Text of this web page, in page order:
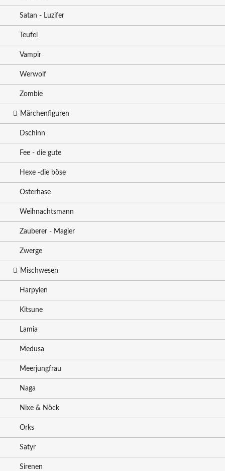
Satan - Luzifer
Teufel
Vampir
Werwolf
Zombie
Märchenfiguren
Dschinn
Fee - die gute
Hexe -die böse
Osterhase
Weihnachtsmann
Zauberer - Magier
Zwerge
Mischwesen
Harpyien
Kitsune
Lamia
Medusa
Meerjungfrau
Naga
Nixe & Nöck
Orks
Satyr
Sirenen